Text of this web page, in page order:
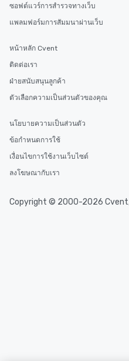
ซอฟต์แวร์การสำรวจทางเว็บ
แพลมฟอร์มการสัมมนาผ่านเว็บ
หน้าหลัก Cvent
ติดต่อเรา
ฝ่ายสนับสนุนลูกค้า
ตัวเลือกความเป็นส่วนตัวของคุณ
นโยบายความเป็นส่วนตัว
ข้อกำหนดการใช้
เงื่อนไขการใช้งานเว็บไซต์
ลงโฆษณากับเรา
Copyright © 2000-2026